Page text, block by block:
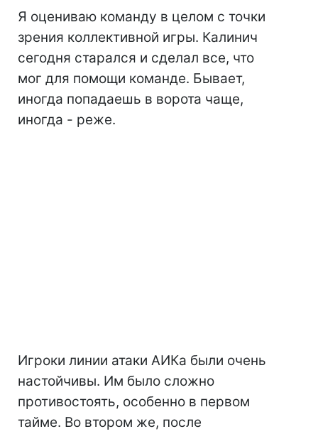
Я оцениваю команду в целом с точки
зрения коллективной игры. Калинич
сегодня старался и сделал все, что
мог для помощи команде. Бывает,
иногда попадаешь в ворота чаще,
иногда - реже.
Игроки линии атаки АИКа были очень
настойчивы. Им было сложно
противостоять, особенно в первом
тайме. Во втором же, после